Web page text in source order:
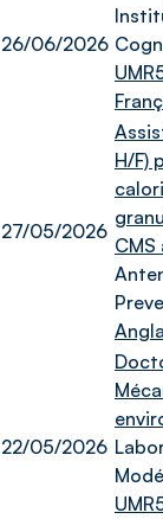
26/06/2026
27/05/2026
H/F)
CMS
22/05/2026